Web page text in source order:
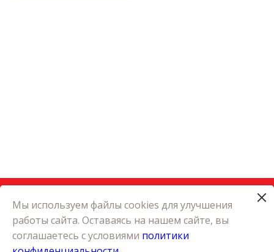
КАТАЛОГ
КАРЬЕРА
Мы используем файлы cookies для улучшения
работы сайта. Оставаясь на нашем сайте, вы
соглашаетесь с условиями политики